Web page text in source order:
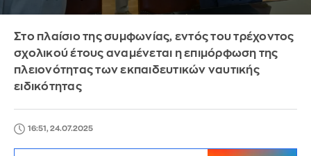
Στο πλαίσιο της συμφωνίας, εντός του τρέχοντος
σχολικού έτους αναμένεται η επιμόρφωση της
πλειονότητας των εκπαιδευτικών ναυτικής
ειδικότητας
16:51, 24.07.2025